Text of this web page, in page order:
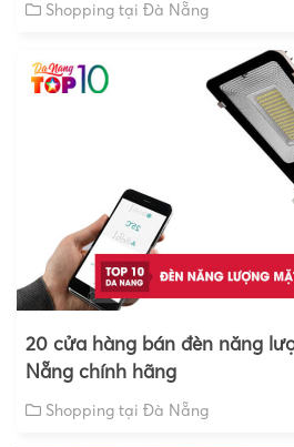
Shopping tại Đà Nẵng
20 cửa hàng bán đèn năng
Nẵng chính hãng
Shopping tại Đà Nẵng